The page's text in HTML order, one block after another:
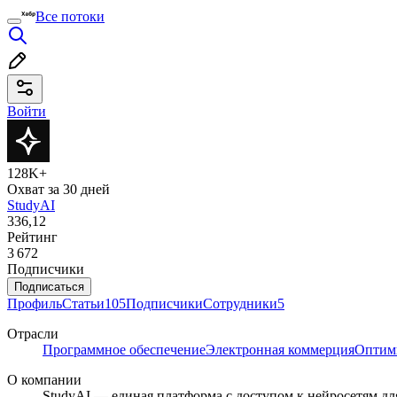
Все потоки
Войти
128K+
Охват за 30 дней
StudyAI
336,12
Рейтинг
3 672
Подписчики
Подписаться
ПрофильСтатьи105ПодписчикиСотрудники5
Отрасли
Программное обеспечениеЭлектронная коммерция
О компании